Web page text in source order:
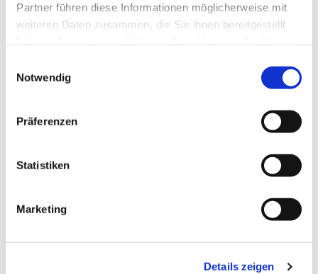
Partner führen diese Informationen möglicherweise mit
weiteren Daten zusammen, die Sie ihnen bereitgestellt
Notwendig
Präferenzen
Statistiken
Marketing
Details zeigen
Dies könnte Sie auch
interessieren